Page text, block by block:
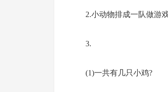
2.小动物排成一队做游
3.
(1)一共有几只小鸡?